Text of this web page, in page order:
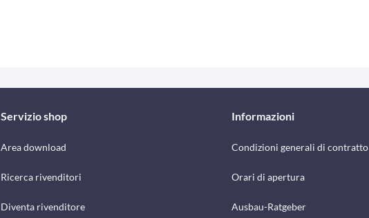
Servizio shop
Area download
Ricerca rivenditori
Diventa rivenditore
Informazioni
Condizioni generali di contratto
Orari di apertura
Ausbau-Ratgeber